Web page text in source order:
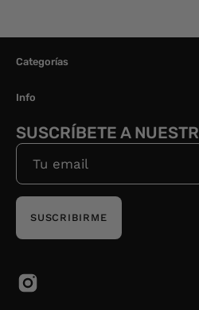
Categorías
Info
SUSCRÍBETE A
SUSCRIBIRME